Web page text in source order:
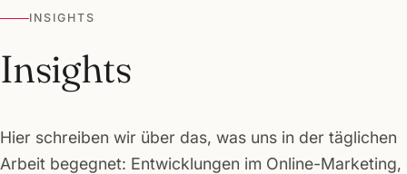
SEO & KI-Sichtbarkeit
Gründerpakete
INSIGHTS
Insights
Hier schreiben wir über das, was uns in der täglichen
Arbeit begegnet: Entwicklungen im Online-Marketing,